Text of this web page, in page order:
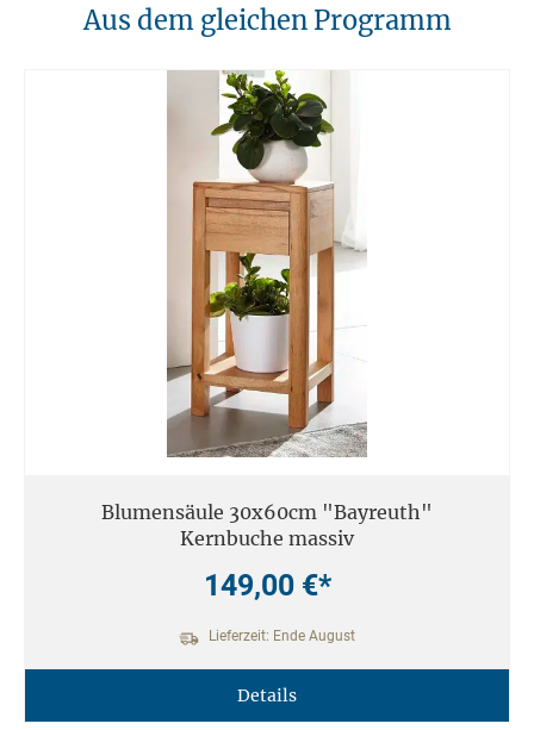
10. Brandschutz
für Kerzen oder anderen heißen Gegenständen.
Am Ende der Nutzungsdauer sollten Möbel fachgerecht entsorgt
werden. Massivholz kann über den Sperrmüll oder an speziellen
Sammelstellen abgegeben werden. Die örtlichen
Entsorgungsvorschriften sind zu beachten.
Unsere Massivmöbel sind so konzipiert das Sie für den privaten
Gebrauch in Haushalten geeignet sind. Diese Möbel sind nicht für
kommerziellen Gebrauch geeignet.
Unsere Massivholzmöbel sind nicht für den Außenbereich geeignet.
Aus dem gleichen Programm
Blumensäule 30x60cm "Bayreuth"
Kernbuche massiv
149,00 €*
Lieferzeit: Ende August
Details